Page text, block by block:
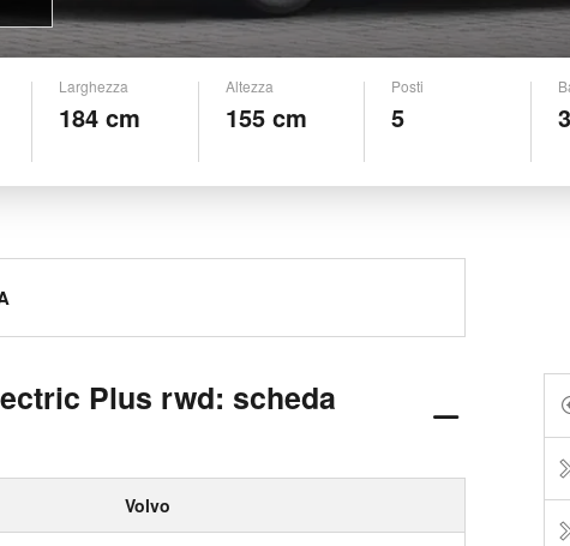
Larghezza
184 cm
Altezza
155 cm
Posti
5
Plus rwd: scheda
Volvo